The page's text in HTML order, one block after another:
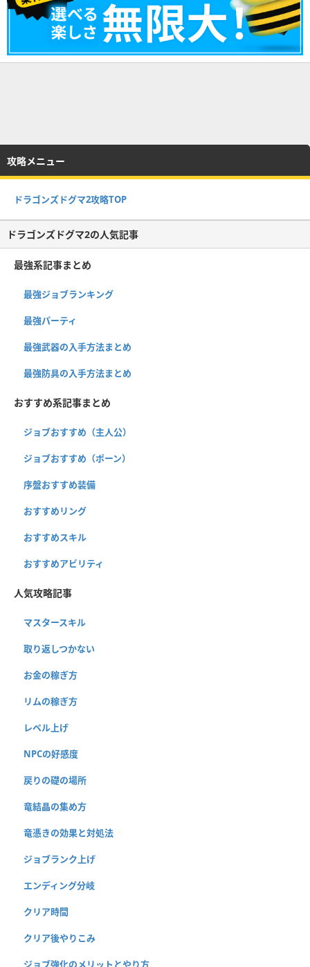
攻略メニュー
ドラゴンズドグマ2攻略TOP
ドラゴンズドグマ2の人気記事
最強系記事まとめ
最強ジョブランキング
最強パーティ
最強武器の入手方法まとめ
最強防具の入手方法まとめ
おすすめ系記事まとめ
ジョブおすすめ（主人公）
ジョブおすすめ（ポーン）
序盤おすすめ装備
おすすめリング
おすすめスキル
おすすめアビリティ
人気攻略記事
マスタースキル
取り返しつかない
お金の稼ぎ方
リムの稼ぎ方
レベル上げ
NPCの好感度
戻りの礎の場所
竜結晶の集め方
竜憑きの効果と対処法
ジョブランク上げ
エンディング分岐
クリア時間
クリア後やりこみ
ジョブ強化のメリットとやり方